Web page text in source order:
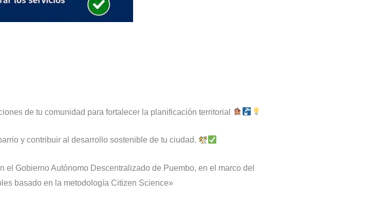
de tu comunidad para fortalecer la planificación territorial
y contribuir al desarrollo sostenible de tu ciudad.
Gobierno Autónomo Descentralizado de Puembo, en el marco del
basado en la metodología Citizen Science»